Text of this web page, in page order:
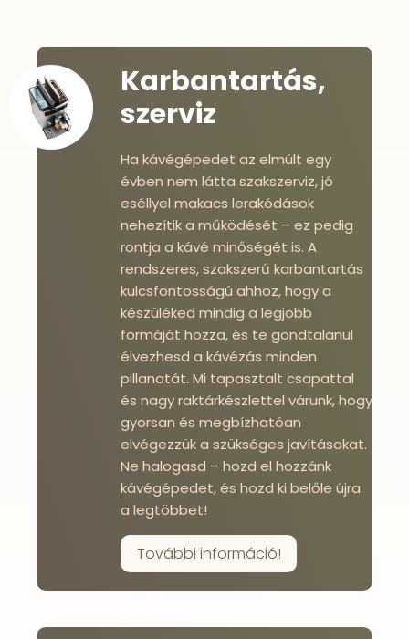
Karbantartás,
szerviz
Ha kávégépedet az elmúlt egy
évben nem látta szakszerviz, jó
eséllyel makacs lerakódások
nehezítik a működését – ez pedig
rontja a kávé minőségét is. A
rendszeres, szakszerű karbantartás
kulcsfontosságú ahhoz, hogy a
készüléked mindig a legjobb
formáját hozza, és te gondtalanul
élvezhesd a kávézás minden
pillanatát. Mi tapasztalt csapattal
és nagy raktárkészlettel várunk, hogy
gyorsan és megbízhatóan
elvégezzük a szükséges javításokat.
Ne halogasd – hozd el hozzánk
kávégépedet, és hozd ki belőle újra
a legtöbbet!
További információ!